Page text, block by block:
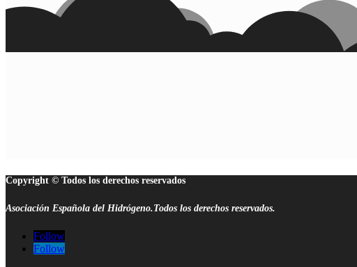
Copyright © Todos los derechos reservados
Asociación Española del Hidrógeno.Todos los derechos reservados.
Follow
Follow